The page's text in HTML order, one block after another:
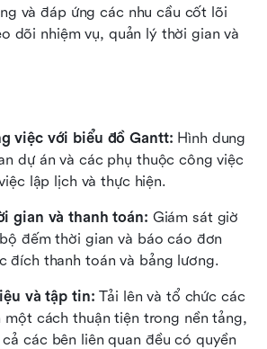
và đáp ứng các nhu cầu cốt lõi
dõi nhiệm vụ, quản lý thời gian và
việc với biểu đồ Gantt: Hình dung
dự án và các phụ thuộc công việc
lập lịch và thực hiện.
gian và thanh toán: Giám sát giờ
đếm thời gian và báo cáo đơn
đích thanh toán và bảng lương.
và tập tin: Tải lên và tổ chức các
một cách thuận tiện trong nền tảng,
các bên liên quan đều có quyền